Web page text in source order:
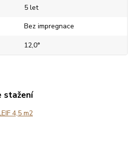
5 let
Bez impregnace
12,0°
stažení
4,5 m2